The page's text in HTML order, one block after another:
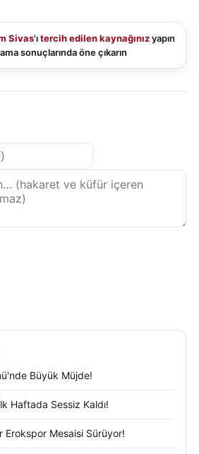
Sivas'ıtercih edilen kaynağınızyapın
sonuçlarında öne çıkarın
Büyük Müjde!
Haftada Sessiz Kaldı!
Erokspor Mesaisi Sürüyor!